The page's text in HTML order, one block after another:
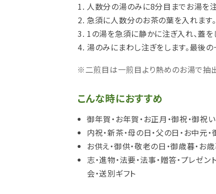
人数分の湯のみに8分目までお湯を
急須に人数分のお茶の葉を入れます
1の湯を急須に静かに注ぎ入れ、蓋を
湯のみにまわし注ぎをします。最後の
※二煎目は一煎目より熱めのお湯で抽
こんな時におすすめ
御年賀・お年賀・お正月・御祝・御祝
内祝・新茶・母の日・父の日・お中元
お供え・御供・敬老の日・御歳暮・お
志・進物・法要・法事・贈答・プレゼン
会・送別ギフト